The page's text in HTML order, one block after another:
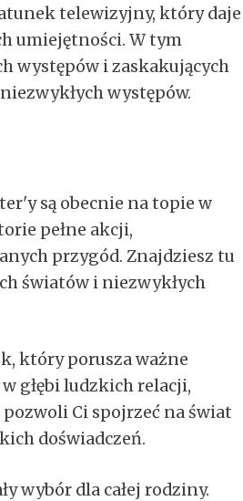
telewizyjny, który daje
umiejętności. W tym
występów i zaskakujących
występów.
są obecnie na topie w
pełne akcji,
przygód. Znajdziesz tu
światów i niezwykłych
który porusza ważne
głębi ludzkich relacji,
Ci spojrzeć na świat
doświadczeń.
wybór dla całej rodziny.